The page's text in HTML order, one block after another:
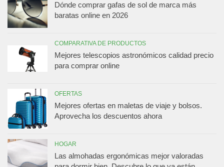
Dónde comprar gafas de sol de marca más
baratas online en 2026
COMPARATIVA DE PRODUCTOS
Mejores telescopios astronómicos calidad precio
para comprar online
OFERTAS
Mejores ofertas en maletas de viaje y bolsos.
Aprovecha los descuentos ahora
HOGAR
Las almohadas ergonómicas mejor valoradas